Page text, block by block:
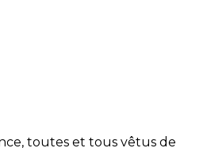
toutes et tous vêtus de